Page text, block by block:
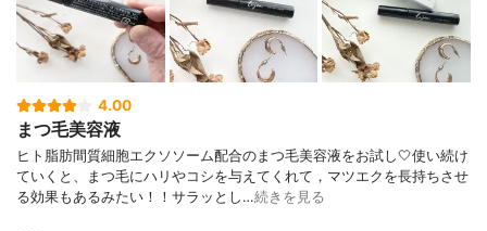
4.00
まつ毛美容液
ヒト脂肪間質細胞エクソソーム配合のまつ毛美容液をお試し🤍使い続け
ていくと、まつ毛にハリやコシを与えてくれて，マツエクを長持ちさせ
る効果もあるみたい！！サラッとし…続きを見る